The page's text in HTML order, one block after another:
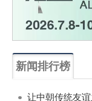
新闻排行榜